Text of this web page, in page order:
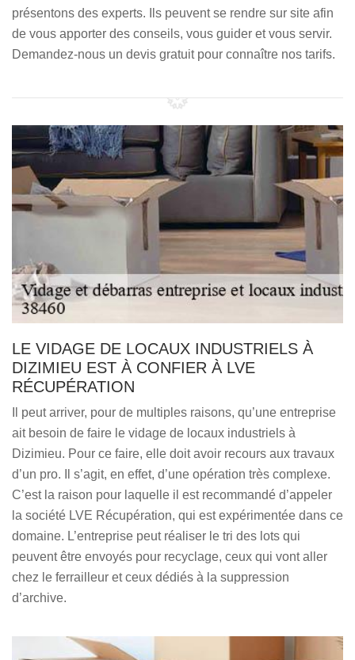
présentons des experts. Ils peuvent se rendre sur site afin
de vous apporter des conseils, vous guider et vous servir.
Demandez-nous un devis gratuit pour connaître nos tarifs.
LE VIDAGE DE LOCAUX INDUSTRIELS À
DIZIMIEU EST À CONFIER À LVE
RÉCUPÉRATION
Il peut arriver, pour de multiples raisons, qu’une entreprise
ait besoin de faire le vidage de locaux industriels à
Dizimieu. Pour ce faire, elle doit avoir recours aux travaux
d’un pro. Il s’agit, en effet, d’une opération très complexe.
C’est la raison pour laquelle il est recommandé d’appeler
la société LVE Récupération, qui est expérimentée dans ce
domaine. L’entreprise peut réaliser le tri des lots qui
peuvent être envoyés pour recyclage, ceux qui vont aller
chez le ferrailleur et ceux dédiés à la suppression
d’archive.